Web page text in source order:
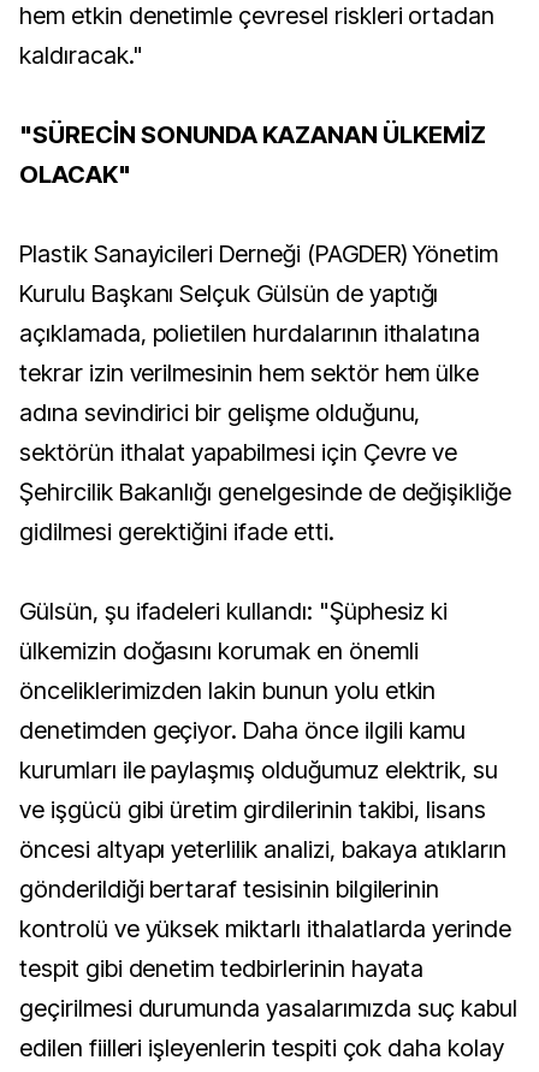
hem etkin denetimle çevresel riskleri ortadan
kaldıracak."
"SÜRECİN SONUNDA KAZANAN ÜLKEMİZ
OLACAK"
Plastik Sanayicileri Derneği (PAGDER) Yönetim
Kurulu Başkanı Selçuk Gülsün de yaptığı
açıklamada, polietilen hurdalarının ithalatına
tekrar izin verilmesinin hem sektör hem ülke
adına sevindirici bir gelişme olduğunu,
sektörün ithalat yapabilmesi için Çevre ve
Şehircilik Bakanlığı genelgesinde de değişikliğe
gidilmesi gerektiğini ifade etti.
Gülsün, şu ifadeleri kullandı: "Şüphesiz ki
ülkemizin doğasını korumak en önemli
önceliklerimizden lakin bunun yolu etkin
denetimden geçiyor. Daha önce ilgili kamu
kurumları ile paylaşmış olduğumuz elektrik, su
ve işgücü gibi üretim girdilerinin takibi, lisans
öncesi altyapı yeterlilik analizi, bakaya atıkların
gönderildiği bertaraf tesisinin bilgilerinin
kontrolü ve yüksek miktarlı ithalatlarda yerinde
tespit gibi denetim tedbirlerinin hayata
geçirilmesi durumunda yasalarımızda suç kabul
edilen fiilleri işleyenlerin tespiti çok daha kolay